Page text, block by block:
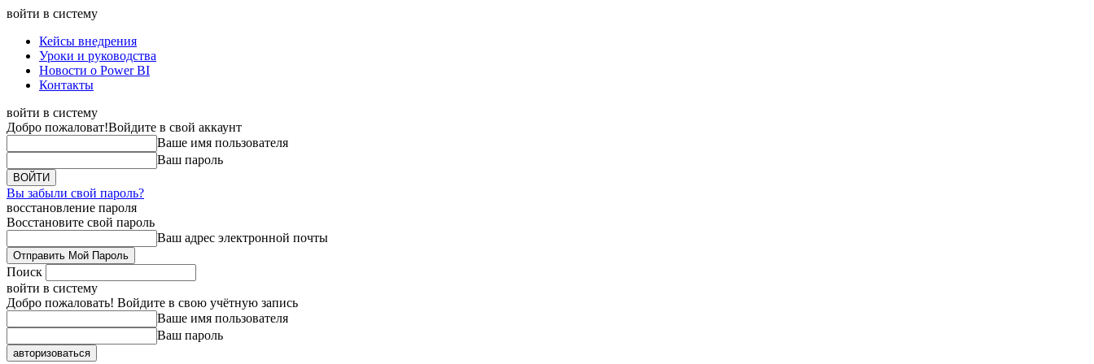
войти в систему
Кейсы внедрения
Уроки и руководства
Новости о Power BI
Контакты
войти в систему
Добро пожаловат!Войдите в свой аккаунт
Ваше имя пользователя
Ваш пароль
Вы забыли свой пароль?
восстановление пароля
Восстановите свой пароль
Ваш адрес электронной почты
Поиск
войти в систему
Добро пожаловать! Войдите в свою учётную запись
Ваше имя пользователя
Ваш пароль